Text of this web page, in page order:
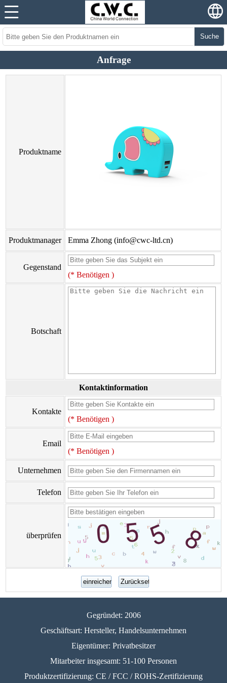
Suche
Anfrage
Produktname
Produktmanager Emma Zhong (info@cwc-ltd.cn)
Gegenstand
(* Benötigen )
Botschaft
Kontaktinformation
Kontakte
(* Benötigen )
Email
(* Benötigen )
Unternehmen
Telefon
überprüfen
Gegründet: 2006
Geschäftsart: Hersteller, Handelsunternehmen
Eigentümer: Privatbesitzer
Mitarbeiter insgesamt: 51-100 Personen
Produktzertifizierung: CE / FCC / ROHS-Zertifizierung